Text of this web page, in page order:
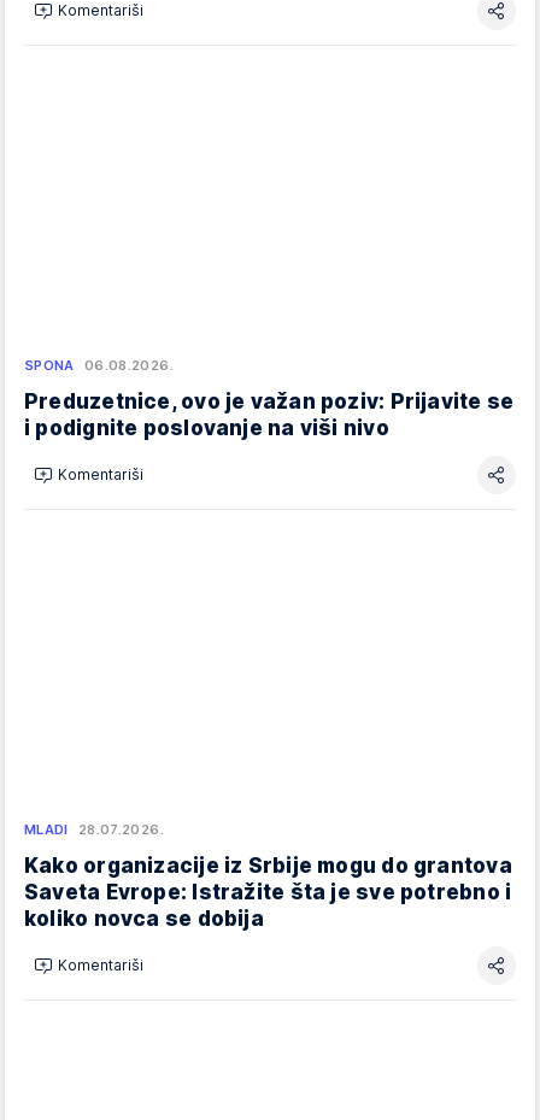
Komentariši
SPONA 06.08.2026.
Preduzetnice, ovo je važan poziv: Prijavite se
i podignite poslovanje na viši nivo
Komentariši
MLADI 28.07.2026.
Kako organizacije iz Srbije mogu do grantova
Saveta Evrope: Istražite šta je sve potrebno i
koliko novca se dobija
Komentariši